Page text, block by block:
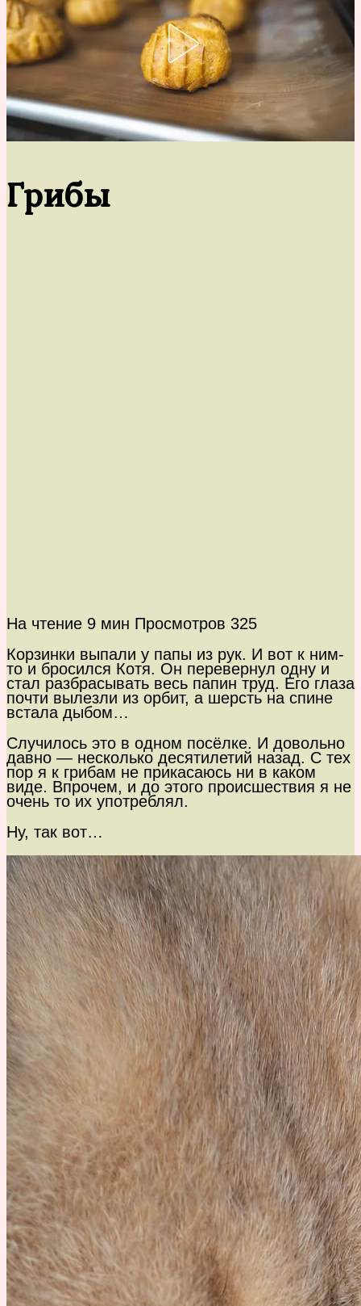
Грибы
На чтение 9 мин Просмотров 325
Корзинки выпали у папы из рук. И вот к ним-
то и бросился Котя. Он перевернул одну и
стал разбрасывать весь папин труд. Его глаза
почти вылезли из орбит, а шерсть на спине
встала дыбом…
Случилось это в одном посёлке. И довольно
давно — несколько десятилетий назад. С тех
пор я к грибам не прикасаюсь ни в каком
виде. Впрочем, и до этого происшествия я не
очень то их употреблял.
Ну, так вот…